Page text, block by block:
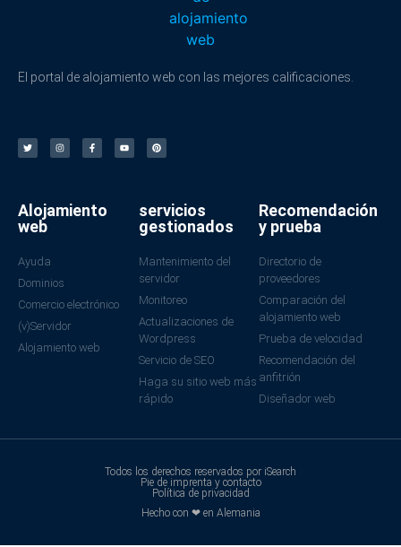
El portal de alojamiento web con las mejores calificaciones.
Alojamiento
web
Ayuda
Dominios
Comercio electrónico
(v)Servidor
Alojamiento web
servicios
gestionados
Mantenimiento del
servidor
Monitoreo
Actualizaciones de
Wordpress
Servicio de SEO
Haga su sitio web más
rápido
Recomendación
y prueba
Directorio de
proveedores
Comparación del
alojamiento web
Prueba de velocidad
Recomendación del
anfitrión
Diseñador web
Todos los derechos reservados por iSearch
Pie de imprenta y contacto
Política de privacidad
Hecho con ❤ en Alemania